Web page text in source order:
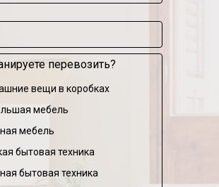
ПЕРЕЕЗД
перевозить?
вещи в коробках
мебель
мебель
бытовая техника
бытовая техника